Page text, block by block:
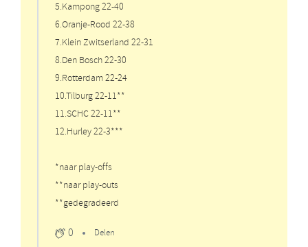
5.Kampong 22-40
6.Oranje-Rood 22-38
7.Klein Zwitserland 22-31
8.Den Bosch 22-30
9.Rotterdam 22-24
10.Tilburg 22-11**
11.SCHC 22-11**
12.Hurley 22-3***
*naar play-offs
**naar play-outs
**gedegradeerd
0 Delen